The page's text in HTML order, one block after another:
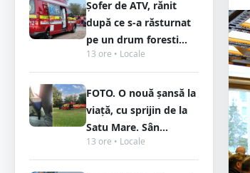
Șofer de ATV, rănit
după ce s-a răsturnat
pe un drum foresti...
13 ore • Locale
FOTO. O nouă șansă la
viață, cu sprijin de la
Satu Mare. Sân...
13 ore • Locale